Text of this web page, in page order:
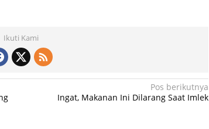
Ikuti Kami
Pos berikutnya
Ingat, Makanan Ini Dilarang Saat Imlek